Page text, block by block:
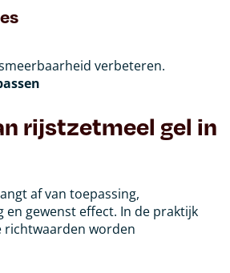
verbeteren.
rijstzetmeel gel in
af van toepassing,
gewenst effect. In de praktijk
richtwaarden worden